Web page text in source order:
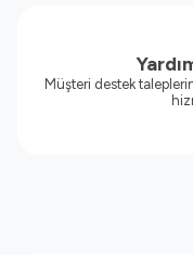
Müşteri destek